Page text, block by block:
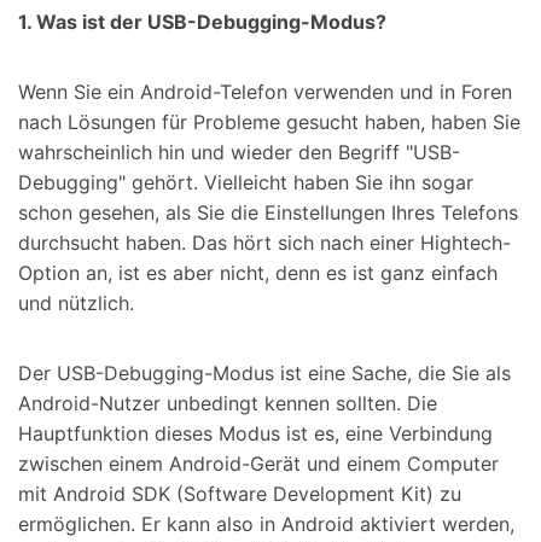
Suchen
1. Was ist der USB-Debugging-Modus?
Wenn Sie ein Android-Telefon verwenden und in Foren
nach Lösungen für Probleme gesucht haben, haben Sie
wahrscheinlich hin und wieder den Begriff "USB-
Debugging" gehört. Vielleicht haben Sie ihn sogar
schon gesehen, als Sie die Einstellungen Ihres Telefons
durchsucht haben. Das hört sich nach einer Hightech-
Option an, ist es aber nicht, denn es ist ganz einfach
und nützlich.
Der USB-Debugging-Modus ist eine Sache, die Sie als
Android-Nutzer unbedingt kennen sollten. Die
Hauptfunktion dieses Modus ist es, eine Verbindung
zwischen einem Android-Gerät und einem Computer
mit Android SDK (Software Development Kit) zu
ermöglichen. Er kann also in Android aktiviert werden,